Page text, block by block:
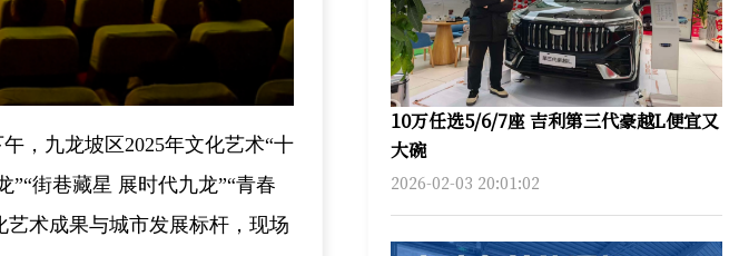
，九龙坡区2025年文化艺术“十
街巷藏星 展时代九龙”“青春
术成果与城市发展标杆，现场
10万任选5/6/7座 吉利第三代豪越L便宜又
大碗
2026-02-03 20:01:02